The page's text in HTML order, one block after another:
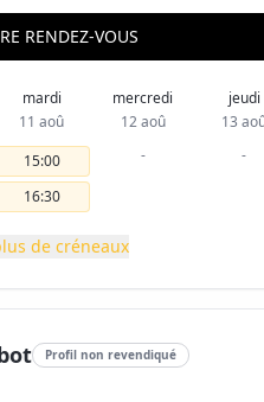
RENDEZ-VOUS
mardi
11 aoû
15:00
16:30
mercredi
12 aoû
-
jeudi
13
-
de créneaux
Profil non revendiqué